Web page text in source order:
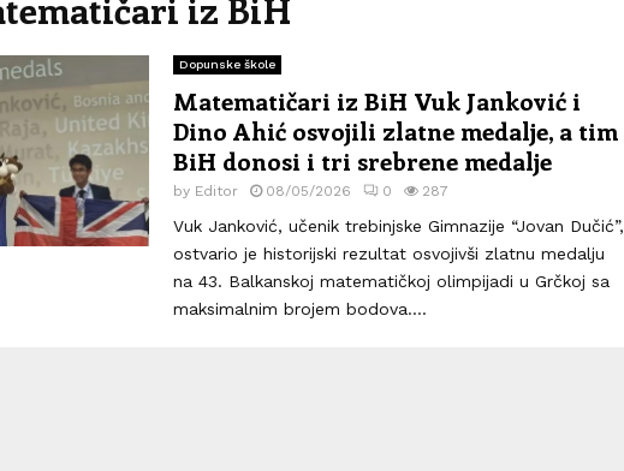
iz BiH
Dopunske škole
Matematičari iz BiH Vuk Janković i
Dino Ahić osvojili zlatne medalje, a tim
BiH donosi i tri srebrene medalje
by Editor 08/05/2026 0 287
Vuk Janković, učenik trebinjske Gimnazije “Jovan Dučić”,
ostvario je historijski rezultat osvojivši zlatnu medalju
na 43. Balkanskoj matematičkoj olimpijadi u Grčkoj sa
maksimalnim brojem bodova....